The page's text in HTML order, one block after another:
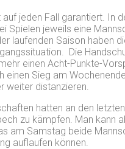
auf jeden Fall garantiert. In
Spielen jeweils eine
laufenden Saison haben
Die
einen Acht-Punkte-
einen Sieg am
weiter distanzieren.
hatten an den
zu kämpfen. Man kann
am Samstag beide
auflaufen können.